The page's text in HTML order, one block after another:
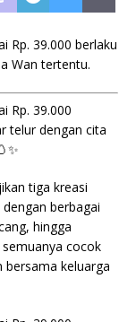
Rp. 39.000 berlaku
Wan tertentu.
Rp. 39.000
telur dengan cita
tiga kreasi
berbagai
hingga
cocok
keluarga